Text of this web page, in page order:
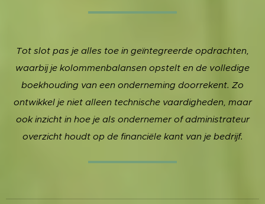
Tot slot pas je alles toe in geïntegreerde opdrachten,
waarbij je kolommenbalansen opstelt en de volledige
boekhouding van een onderneming doorrekent. Zo
ontwikkel je niet alleen technische vaardigheden, maar
ook inzicht in hoe je als ondernemer of administrateur
overzicht houdt op de financiële kant van je bedrijf.